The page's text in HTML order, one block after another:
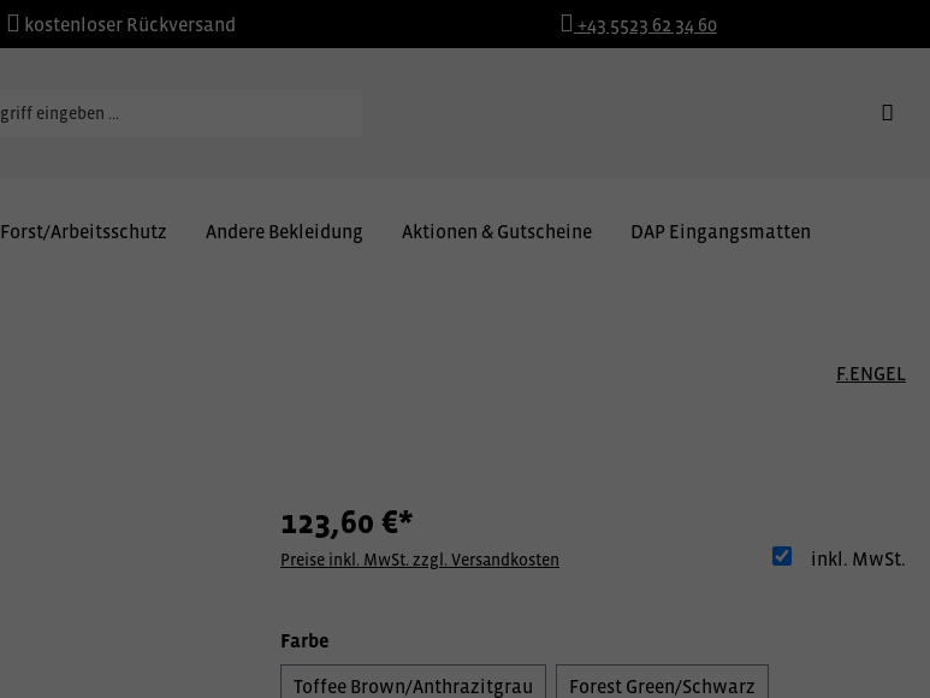
kostenloser Rückversand +43 5523 62 34 60
Forst/Arbeitsschutz Andere Bekleidung Aktionen & Gutscheine DAP Eingangsmatten
F.ENGEL
123,60 €*
inkl. MwSt.
Preise inkl. MwSt. zzgl. Versandkosten
Farbe
Toffee Brown/Anthrazitgrau Forest Green/Schwarz